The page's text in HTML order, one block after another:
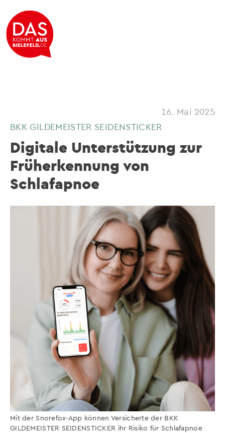
16. Mai 2025
BKK GILDEMEISTER SEIDENSTICKER
Digitale Unterstützung zur
Früherkennung von
Schlafapnoe
Mit der Snorefox-App können Versicherte der BKK
GILDEMEISTER SEIDENSTICKER ihr Risiko für Schlafapnoe